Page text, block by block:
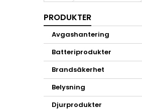
PRODUKTER
Avgashantering
Batteriprodukter
Brandsäkerhet
Belysning
Djurprodukter